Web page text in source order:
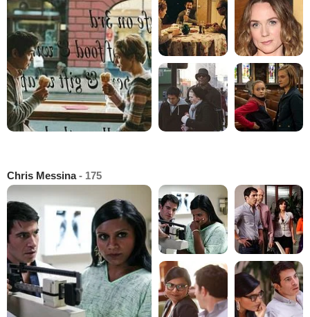
Chris Messina- 175